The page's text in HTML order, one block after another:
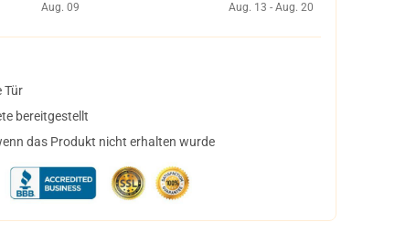
Aug. 09
Aug. 13 - Aug. 20
Tür
bereitgestellt
das Produkt nicht erhalten wurde